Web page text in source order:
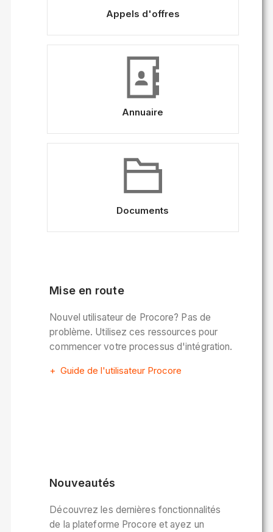
Appels d'offres
Annuaire
Documents
Mise en route
Nouvel utilisateur de Procore? Pas de
problème. Utilisez ces ressources pour
commencer votre processus d'intégration.
Guide de l'utilisateur Procore
Nouveautés
Découvrez les dernières fonctionnalités
de la plateforme Procore et ayez un